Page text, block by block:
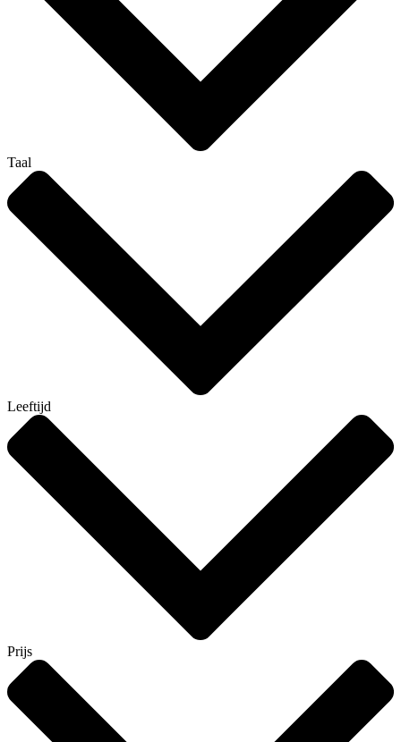
Taal
Leeftijd
Prijs